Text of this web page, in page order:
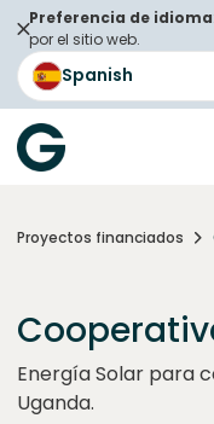
Preferencia de idioma
por el sitio web.
Spanish
Proyectos financiados
Energía Solar para
Uganda.